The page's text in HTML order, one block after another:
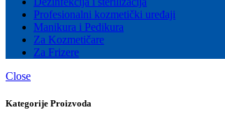
Profesionalni kozmetički uređaji
Manikura i Pedikura
Za Kozmetičare
Za Frizere
Close
Kategorije Proizvoda